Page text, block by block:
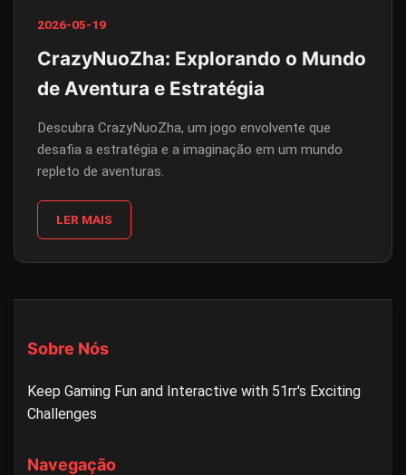
2026-05-19
CrazyNuoZha: Explorando o Mundo
de Aventura e Estratégia
Descubra CrazyNuoZha, um jogo envolvente que
desafia a estratégia e a imaginação em um mundo
repleto de aventuras.
LER MAIS
Sobre Nós
Keep Gaming Fun and Interactive with 51rr's Exciting
Challenges
Navegação